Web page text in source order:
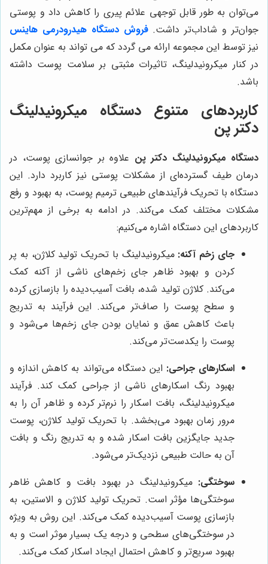
می‌توان به طور قابل توجهی علائم پیری را کاهش داد و پوستی
جوان‌تر و شاداب‌تر داشت.فروش دستگاه هیدرودرمی هاینس
نیز توسط این مجموعه ارائه می گردد که می تواند به عنوان مکمل
در کنار میکرونیدلینگ، تاثیرات مثبتی بر سلامت پوست داشته
باشد.
کاربردهای متنوع دستگاه میکرونیدلینگ
دکتر پن
دستگاه میکرونیدلینگ دکتر پن علاوه بر جوانسازی پوست، در
درمان طیف گسترده‌ای از مشکلات پوستی نیز کاربرد دارد. این
دستگاه با تحریک فرآیندهای طبیعی ترمیم پوست، به بهبود و رفع
مشکلات مختلف کمک می‌کند. در ادامه به برخی از مهم‌ترین
کاربردهای این دستگاه اشاره می‌کنیم:
جای زخم آکنه: میکرونیدلینگ با تحریک تولید کلاژن، به پر
کردن و بهبود ظاهر جای زخم‌های ناشی از آکنه کمک
می‌کند. کلاژن تولید شده، بافت آسیب‌دیده را بازسازی کرده
و سطح پوست را صاف‌تر می‌کند. این فرآیند به تدریج
باعث کاهش عمق و نمایان بودن جای زخم‌ها می‌شود و
پوست را یکدست‌تر می‌کند.
اسکارهای جراحی: این دستگاه می‌تواند به کاهش اندازه و
بهبود رنگ اسکارهای ناشی از جراحی کمک کند. فرآیند
میکرونیدلینگ، بافت اسکار را نرم‌تر کرده و ظاهر آن را به
مرور زمان بهبود می‌بخشد. با تحریک تولید کلاژن، پوست
جدید جایگزین بافت اسکار شده و به تدریج رنگ و بافت
آن به حالت طبیعی نزدیک‌تر می‌شود.
سوختگی: میکرونیدلینگ در بهبود بافت و کاهش ظاهر
سوختگی‌ها مؤثر است. تحریک تولید کلاژن و الاستین، به
بازسازی پوست آسیب‌دیده کمک می‌کند. این روش به ویژه
در سوختگی‌های سطحی و درجه یک بسیار موثر است و به
بهبود سریع‌تر و کاهش احتمال ایجاد اسکار کمک می‌کند.